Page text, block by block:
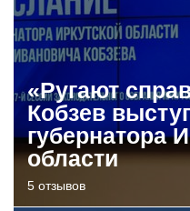
«Ругают
Кобзев
губернатора
области
5 отзывов